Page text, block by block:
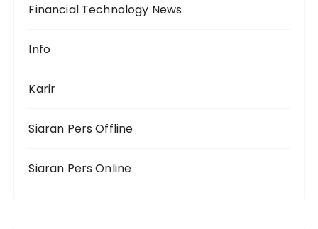
Financial Technology News
Info
Karir
Siaran Pers Offline
Siaran Pers Online